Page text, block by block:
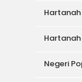
Negeri